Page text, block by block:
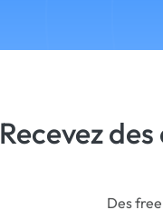
Recevez
Des